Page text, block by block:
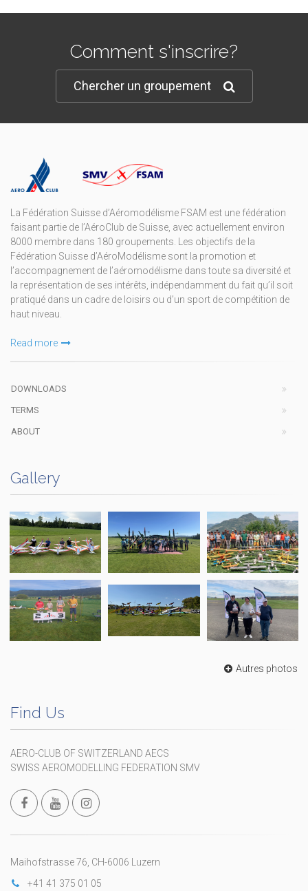
Comment s'inscrire?
Chercher un groupement
La Fédération Suisse d’Aéromodélisme FSAM est une fédération
faisant partie de l’AéroClub de Suisse, avec actuellement environ
8000 membre dans 180 groupements. Les objectifs de la
Fédération Suisse d’AéroModélisme sont la promotion et
l’accompagnement de l’aéromodélisme dans toute sa diversité et
la représentation de ses intérêts, indépendamment du fait qu’il soit
pratiqué dans un cadre de loisirs ou d’un sport de compétition de
haut niveau.
Read more
DOWNLOADS
TERMS
ABOUT
Gallery
Autres photos
Find Us
AERO-CLUB OF SWITZERLAND AECS
SWISS AEROMODELLING FEDERATION SMV
Maihofstrasse 76, CH-6006 Luzern
+41 41 375 01 05